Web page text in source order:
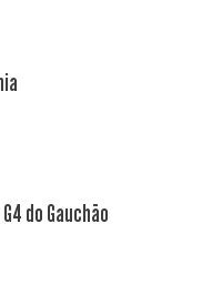
do Gauchão